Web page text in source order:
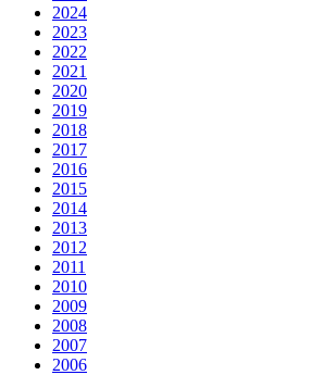
2024
2023
2022
2021
2020
2019
2018
2017
2016
2015
2014
2013
2012
2011
2010
2009
2008
2007
2006